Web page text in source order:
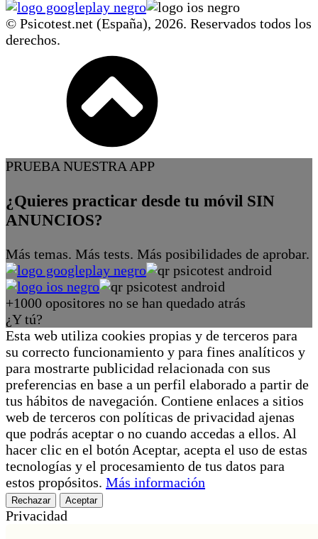
© Psicotest.net (España), 2026. Reservados todos los
derechos.
PRUEBA NUESTRA APP
¿Quieres practicar desde tu móvil SIN
ANUNCIOS?
Más temas. Más tests. Más posibilidades de aprobar.
+1000 opositores no se han quedado atrás
¿Y tú?
Esta web utiliza cookies propias y de terceros para
su correcto funcionamiento y para fines analíticos y
para mostrarte publicidad relacionada con sus
preferencias en base a un perfil elaborado a partir de
tus hábitos de navegación. Contiene enlaces a sitios
web de terceros con políticas de privacidad ajenas
que podrás aceptar o no cuando accedas a ellos. Al
hacer clic en el botón Aceptar, acepta el uso de estas
tecnologías y el procesamiento de tus datos para
estos propósitos. Más información
Rechazar Aceptar
Privacidad